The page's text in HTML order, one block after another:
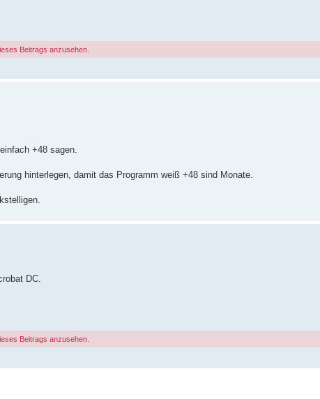
Beitrags anzusehen.
+48 sagen.
hinterlegen, damit das Programm weiß +48 sind Monate.
DC.
Beitrags anzusehen.